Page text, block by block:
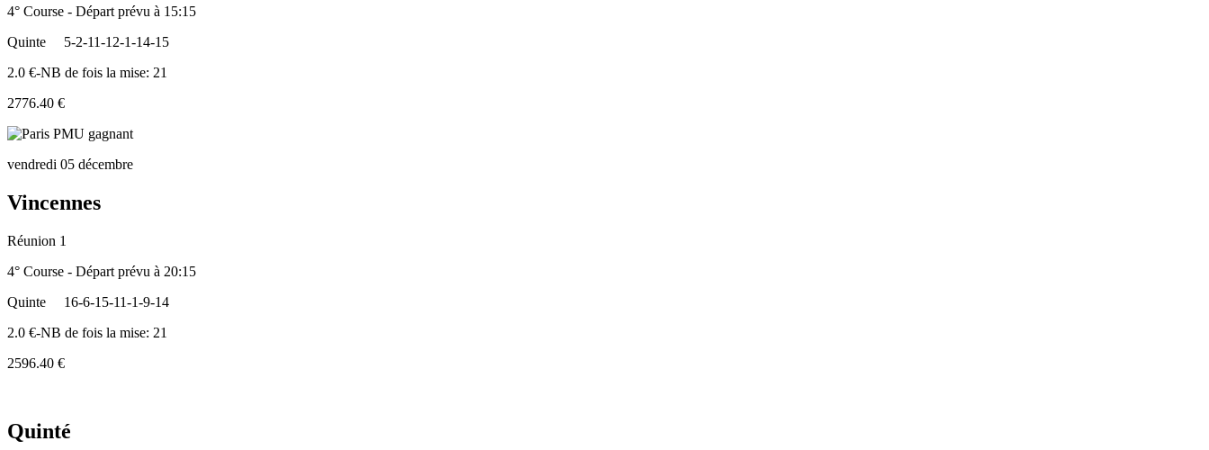
4° Course - Départ prévu à 15:15
Quinte
5-2-11-12-1-14-15
2.0 €-NB de fois la mise: 21
2776.40 €
vendredi 05 décembre
Vincennes
Réunion 1
4° Course - Départ prévu à 20:15
Quinte
16-6-15-11-1-9-14
2.0 €-NB de fois la mise: 21
2596.40 €
Quinté